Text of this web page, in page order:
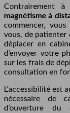
Contrairement
magnétisme à
commencer,
vous, de patienter
déplacer en
d’envoyer votre
sur les frais de
consultation en
L’accessibilité est
nécessaire de
d’ouverture